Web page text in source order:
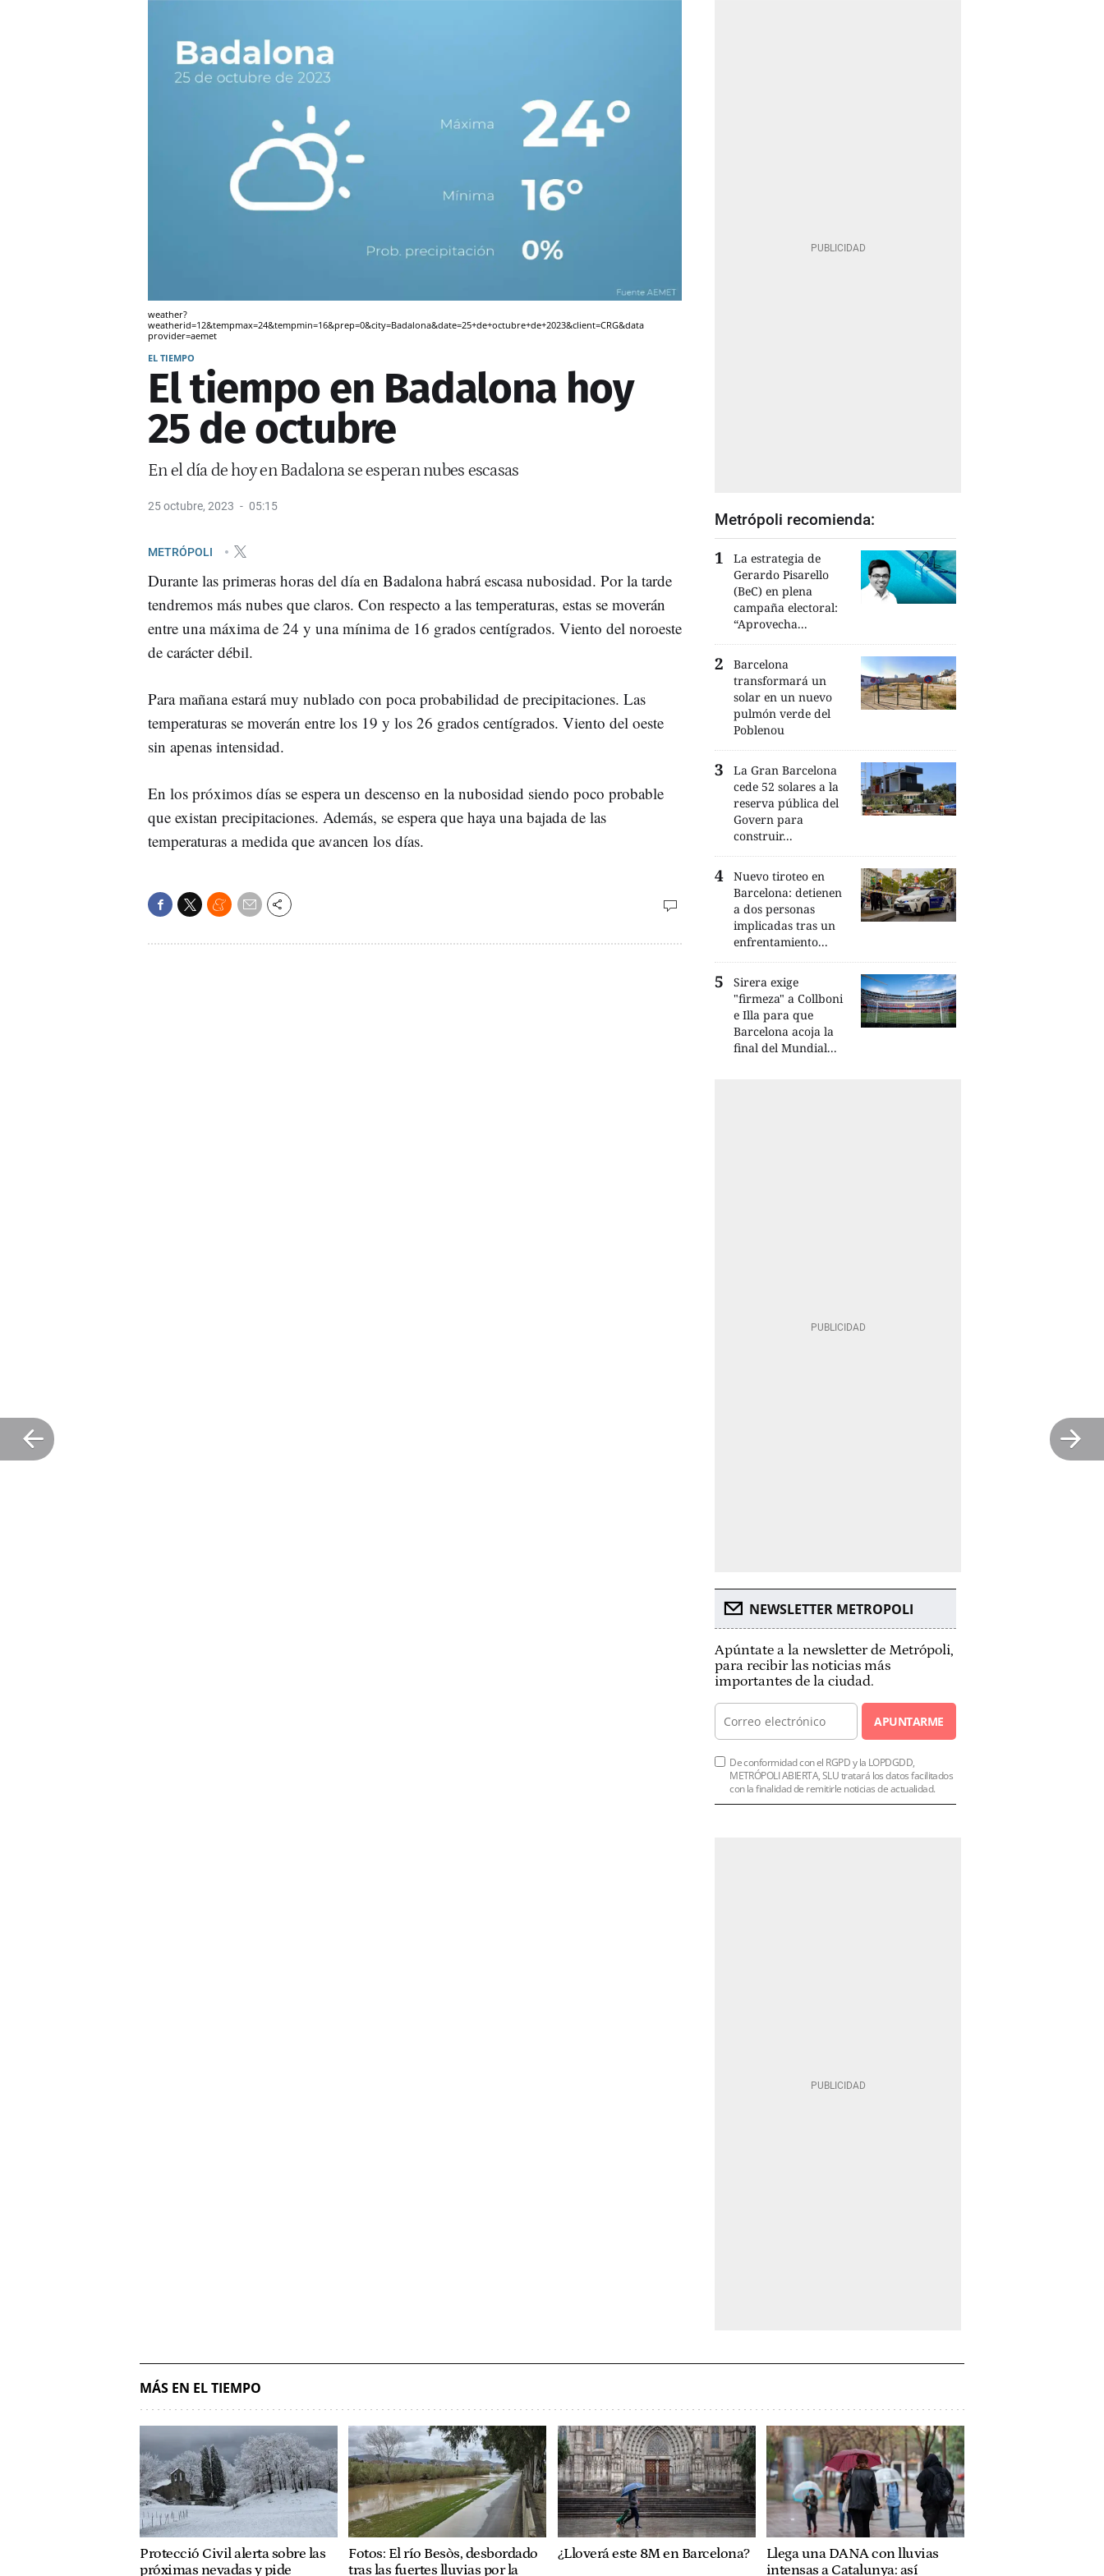
weather?
weatherid=12&tempmax=24&tempmin=16&prep=0&city=Badalona&date=25+de+octubre+de+2023&client=CRG&data
provider=aemet
EL TIEMPO
El tiempo en Badalona hoy
25 de octubre
En el día de hoy en Badalona se esperan nubes escasas
25 octubre, 2023 05:15
METRÓPOLI
Durante las primeras horas del día en Badalona habrá escasa nubosidad. Por la tarde
tendremos más nubes que claros. Con respecto a las temperaturas, estas se moverán
entre una máxima de 24 y una mínima de 16 grados centígrados. Viento del noroeste
de carácter débil.
Para mañana estará muy nublado con poca probabilidad de precipitaciones. Las
temperaturas se moverán entre los 19 y los 26 grados centígrados. Viento del oeste
sin apenas intensidad.
En los próximos días se espera un descenso en la nubosidad siendo poco probable
que existan precipitaciones. Además, se espera que haya una bajada de las
temperaturas a medida que avancen los días.
Metrópoli recomienda:
La estrategia de
Gerardo Pisarello
(BeC) en plena
campaña electoral:
“Aprovecha...
Barcelona
transformará un
solar en un nuevo
pulmón verde del
Poblenou
La Gran Barcelona
cede 52 solares a la
reserva pública del
Govern para
construir...
Nuevo tiroteo en
Barcelona: detienen
a dos personas
implicadas tras un
enfrentamiento...
Sirera exige
"firmeza" a Collboni
e Illa para que
Barcelona acoja la
final del Mundial...
NEWSLETTER METROPOLI
Apúntate a la newsletter de Metrópoli,
para recibir las noticias más
importantes de la ciudad.
APUNTARME
De conformidad con el RGPD y la LOPDGDD,
METRÓPOLI ABIERTA, SLU tratará los datos facilitados
con la finalidad de remitirle noticias de actualidad.
MÁS EN EL TIEMPO
Protecció Civil alerta sobre las
próximas nevadas y pide
Fotos: El río Besòs, desbordado
tras las fuertes lluvias por la
¿Lloverá este 8M en Barcelona?
Llega una DANA con lluvias
intensas a Catalunya: así